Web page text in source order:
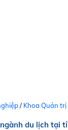
/ Khoa Quản trị
du lịch tại